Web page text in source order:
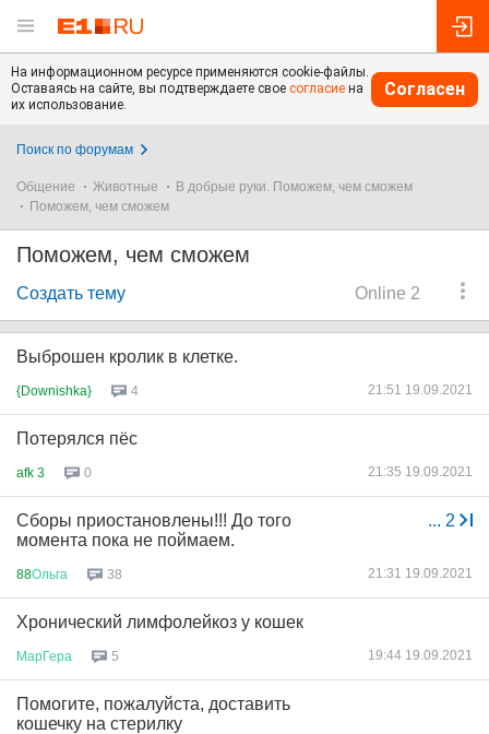
На информационном ресурсе применяются cookie-файлы.
Оставаясь на сайте, вы подтверждаете свое согласие на
их использование.
Согласен
Поиск по форумам
Общение Животные
В добрые руки. Поможем, чем сможем
Поможем, чем сможем
Поможем, чем сможем
Online 2
Создать тему
Выброшен кролик в клетке.
{Downishka} 4 21:51 19.09.2021
Потерялся пёс
afk 3 0 21:35 19.09.2021
... 2
Сборы приостановлены!!! До того
момента пока не поймаем.
88Ольга 38 21:31 19.09.2021
Хронический лимфолейкоз у кошек
МарГера 5 19:44 19.09.2021
Помогите, пожалуйста, доставить
кошечку на стерилку